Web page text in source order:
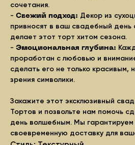
сочетания.
- Свежий подход: Декор из
привносят в ваш свадебный день
делает этот торт хитом сезона.
- Эмоциональная глубина:
проработан с любовью и
сделать его не только красивым,
зрения символики.
Закажите этот эксклюзивный
Тортов и позвольте нам помочь
день волшебным. Мы гарантируем
своевременную доставку для